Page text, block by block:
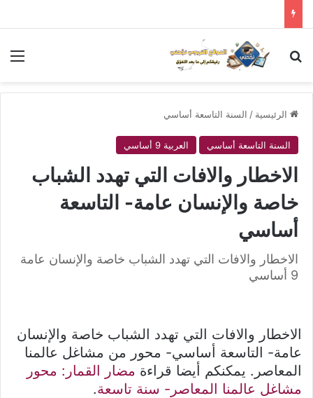
بحث عن
الرئيسية / السنة التاسعة أساسي
السنة التاسعة أساسي العربية 9 أساسي
الاخطار والافات التي تهدد الشباب
خاصة والإنسان عامة- التاسعة
أساسي
الاخطار والافات التي تهدد الشباب خاصة والإنسان عامة
9 أساسي
الاخطار والافات التي تهدد الشباب خاصة والإنسان
عامة- التاسعة أساسي- محور من مشاغل عالمنا
المعاصر. يمكنكم أيضا قراءة مضار القمار: محور
مشاغل عالمنا المعاصر- سنة تاسعة.